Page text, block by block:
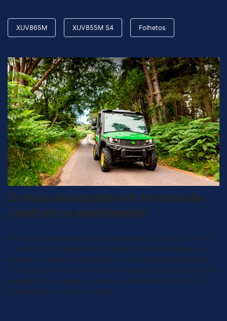
XUV865M XUV855M S4 Folhetos
O mais avançado em termos de
conforto e rendimento
Pronto para enfrentar qualquer obstáculo os Gator™ Série XUV
Crossover são projetados para realizar trabalhos pesados e
superar os terrenos mais difíceis, com segurança e facilidade.
Com tração 4x4, maior vão livre em relação ao solo, suspensão
independente e opção de cabine com ar-condicionado. É a
liberdade de ir onde for preciso.